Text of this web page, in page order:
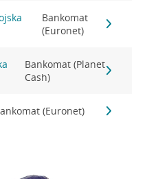
Bankomat
(Euronet)
Bankomat (Planet
Cash)
(Euronet)